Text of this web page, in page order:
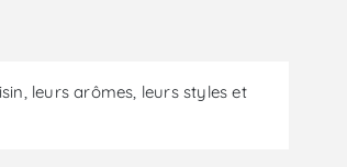
leurs arômes, leurs styles et